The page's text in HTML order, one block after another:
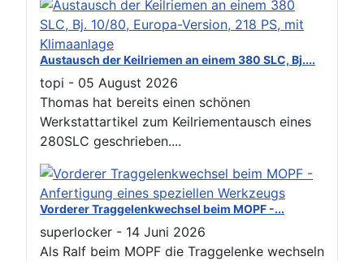
Austausch der Keilriemen an einem 380 SLC, Bj....
topi - 05 August 2026
Thomas hat bereits einen schönen
Werkstattartikel zum Keilriementausch eines
280SLC geschrieben....
Vorderer Traggelenkwechsel beim MOPF -...
superlocker - 14 Juni 2026
Als Ralf beim MOPF die Traggelenke wechseln